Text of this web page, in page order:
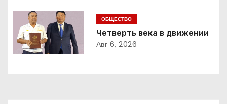
а
п
и
ОБЩЕСТВО
Четверть века в движении
Авг 6, 2026